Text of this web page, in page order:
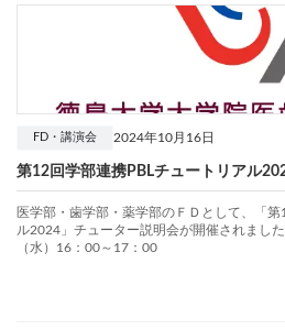
2024年10月16日
FD・講演会
第12回学部連携PBLチュートリアル
医学部・歯学部・薬学部のＦＤとして、「
ル2024」チューター説明会が開催されまし
（水）16：00～17：00